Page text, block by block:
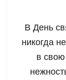
В День
никогда
в